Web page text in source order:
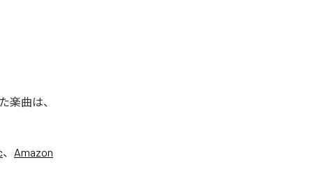
楽曲は、
、 Amazon